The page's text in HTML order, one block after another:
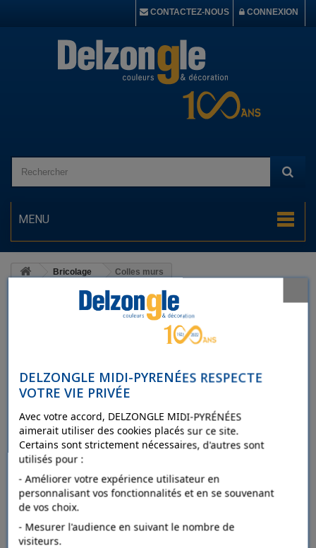
CONNEXION
CONTACTEZ-NOUS
MENU
Bricolage Colles murs
COLLES MURS
DELZONGLE MIDI-PYRENÉES RESPECTE
VOTRE VIE PRIVÉE
Avec votre accord, DELZONGLE MIDI-PYRÉNÉES
aimerait utiliser des cookies placés sur ce site.
Certains sont strictement nécessaires, d'autres sont
utilisés pour :
- Améliorer votre expérience utilisateur en
personnalisant vos fonctionnalités et en se souvenant
de vos choix.
- Mesurer l'audience en suivant le nombre de
visiteurs.